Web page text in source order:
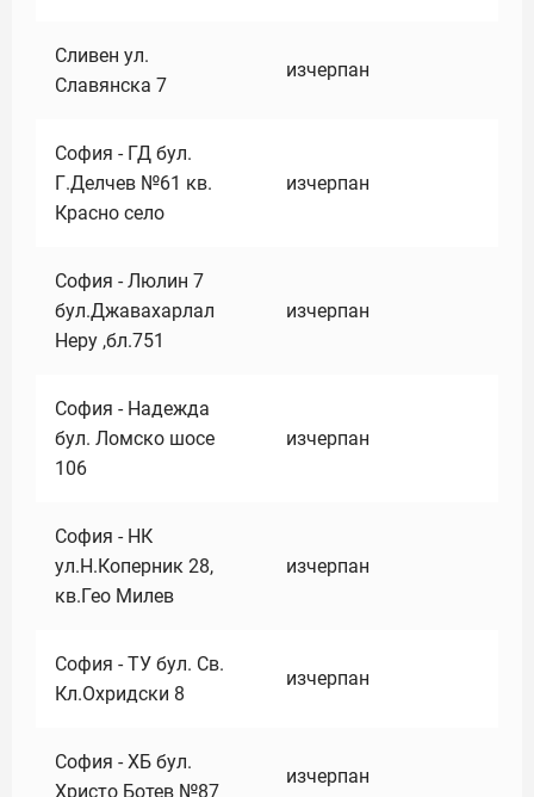
Сливен ул.
Славянска 7
изчерпан
София - ГД бул.
Г.Делчев №61 кв.
Красно село
изчерпан
София - Люлин 7
бул.Джавахарлал
Неру ,бл.751
изчерпан
София - Надежда
бул. Ломско шосе
106
изчерпан
София - НК
ул.Н.Коперник 28,
кв.Гео Милев
изчерпан
София - ТУ бул. Св.
Кл.Охридски 8
изчерпан
София - ХБ бул.
Христо Ботев №87
изчерпан